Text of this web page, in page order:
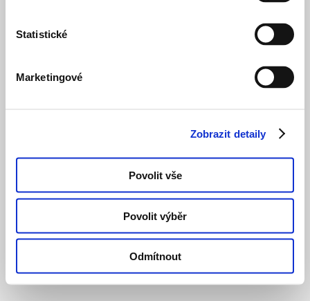
Statistické
Marketingové
Zobrazit detaily
Povolit vše
Povolit výběr
Odmítnout